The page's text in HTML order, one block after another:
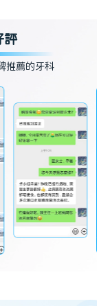
評
推薦的牙科